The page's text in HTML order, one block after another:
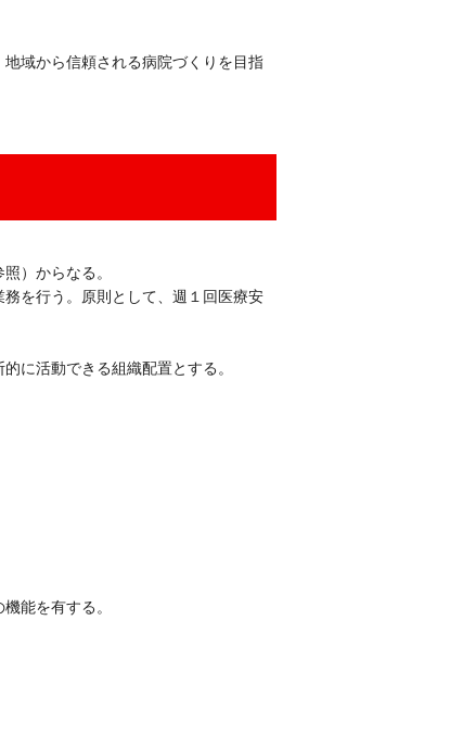
域から信頼される病院づくりを目指
）からなる。
を行う。原則として、週１回医療安
に活動できる組織配置とする。
能を有する。